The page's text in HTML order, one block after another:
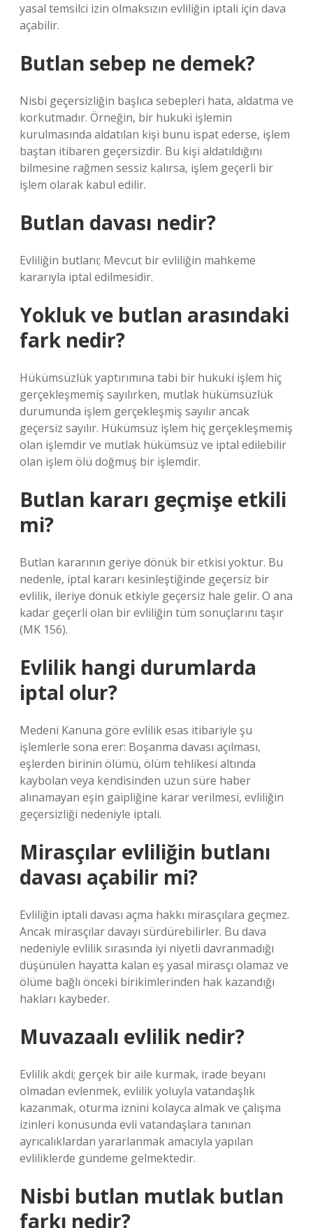
yasal temsilci izin olmaksızın evliliğin iptali için dava
açabilir.
Butlan sebep ne demek?
Nisbi geçersizliğin başlıca sebepleri hata, aldatma ve
korkutmadır. Örneğin, bir hukuki işlemin
kurulmasında aldatılan kişi bunu ispat ederse, işlem
baştan itibaren geçersizdir. Bu kişi aldatıldığını
bilmesine rağmen sessiz kalırsa, işlem geçerli bir
işlem olarak kabul edilir.
Butlan davası nedir?
Evliliğin butlanı; Mevcut bir evliliğin mahkeme
kararıyla iptal edilmesidir.
Yokluk ve butlan arasındaki
fark nedir?
Hükümsüzlük yaptırımına tabi bir hukuki işlem hiç
gerçekleşmemiş sayılırken, mutlak hükümsüzlük
durumunda işlem gerçekleşmiş sayılır ancak
geçersiz sayılır. Hükümsüz işlem hiç gerçekleşmemiş
olan işlemdir ve mutlak hükümsüz ve iptal edilebilir
olan işlem ölü doğmuş bir işlemdir.
Butlan kararı geçmişe etkili
mi?
Butlan kararının geriye dönük bir etkisi yoktur. Bu
nedenle, iptal kararı kesinleştiğinde geçersiz bir
evlilik, ileriye dönük etkiyle geçersiz hale gelir. O ana
kadar geçerli olan bir evliliğin tüm sonuçlarını taşır
(MK 156).
Evlilik hangi durumlarda
iptal olur?
Medeni Kanuna göre evlilik esas itibariyle şu
işlemlerle sona erer: Boşanma davası açılması,
eşlerden birinin ölümü, ölüm tehlikesi altında
kaybolan veya kendisinden uzun süre haber
alınamayan eşin gaipliğine karar verilmesi, evliliğin
geçersizliği nedeniyle iptali.
Mirasçılar evliliğin butlanı
davası açabilir mi?
Evliliğin iptali davası açma hakkı mirasçılara geçmez.
Ancak mirasçılar davayı sürdürebilirler. Bu dava
nedeniyle evlilik sırasında iyi niyetli davranmadığı
düşünülen hayatta kalan eş yasal mirasçı olamaz ve
ölüme bağlı önceki birikimlerinden hak kazandığı
hakları kaybeder.
Muvazaalı evlilik nedir?
Evlilik akdi; gerçek bir aile kurmak, irade beyanı
olmadan evlenmek, evlilik yoluyla vatandaşlık
kazanmak, oturma iznini kolayca almak ve çalışma
izinleri konusunda evli vatandaşlara tanınan
ayrıcalıklardan yararlanmak amacıyla yapılan
evliliklerde gündeme gelmektedir.
Nisbi butlan mutlak butlan
farkı nedir?